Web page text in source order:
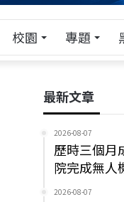
校園 專題
最新文章
2026-08-07
歷時三個月
院完成無人
2026-08-07